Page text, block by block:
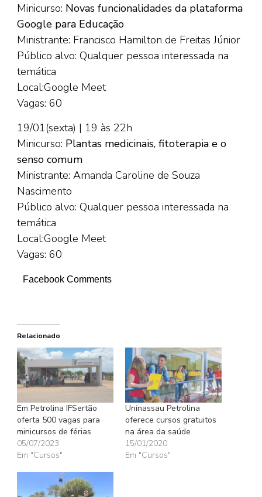
Minicurso: Novas funcionalidades da plataforma
Google para Educação
Ministrante: Francisco Hamilton de Freitas Júnior
Público alvo: Qualquer pessoa interessada na
temática
Local:Google Meet
Vagas: 60
19/01(sexta) | 19 às 22h
Minicurso: Plantas medicinais, fitoterapia e o
senso comum
Ministrante: Amanda Caroline de Souza
Nascimento
Público alvo: Qualquer pessoa interessada na
temática
Local:Google Meet
Vagas: 60
Facebook Comments
Relacionado
Em Petrolina IFSertão
oferta 500 vagas para
minicursos de férias
05/07/2023
Em "Cursos"
Uninassau Petrolina
oferece cursos gratuitos
na área da saúde
15/01/2020
Em "Cursos"